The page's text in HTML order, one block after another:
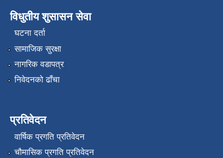
विधुतीय शुसासन सेवा
घटना दर्ता
सामाजिक सुरक्षा
नागरिक वडापत्र
निवेदनको ढाँचा
प्रतिवेदन
वार्षिक प्रगति प्रतिवेदन
चौमासिक प्रगति प्रतिवेदन